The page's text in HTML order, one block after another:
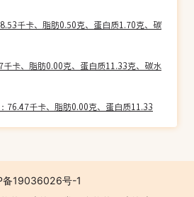
（每100g）
千卡、脂肪0.50克、蛋白质1.70克、碳
卡、脂肪0.00克、蛋白质11.33克、碳水
76.47千卡、脂肪0.00克、蛋白质11.33
千卡、脂肪0.00克、蛋白质10.00克、碳水
备19036026号-1